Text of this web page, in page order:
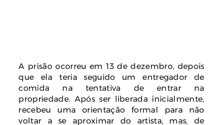
A prisão ocorreu em 13 de dezembro, depois
que ela teria seguido um entregador de
comida na tentativa de entrar na
propriedade. Após ser liberada inicialmente,
recebeu uma orientação formal para não
voltar a se aproximar do artista, mas, de